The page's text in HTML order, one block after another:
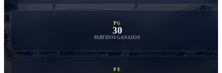
PG
30
PARTIDOS GANADOS
PE